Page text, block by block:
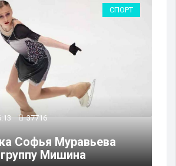
СПОРТ
37716
Софья Муравьева
Мишина